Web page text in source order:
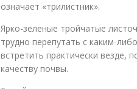
означает «трилистник».
Ярко-зеленые тройчатые
трудно перепутать с каким-
встретить практически везде,
качеству почвы.